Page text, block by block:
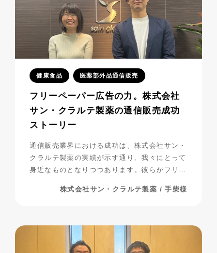
健康食品 医薬部外品通信販売
フリーペーパー広告の力。株式会社
サン・クラルテ製薬の通信販売成功
ストーリー
通信販売業界における成功は、株式会社サン・
クラルテ製薬の実績が示す通り、我々にとって
身近なものとなりつつあります。彼らがフリー
過程には、多くの挑戦と努力が詰まっていま
株式会社サン・クラルテ製薬 / 手柴様